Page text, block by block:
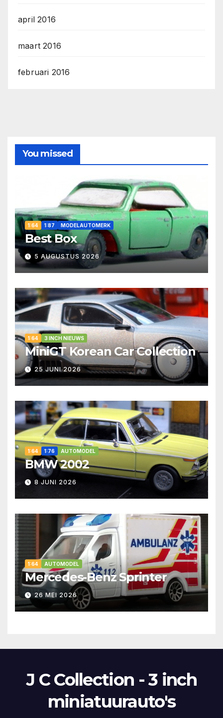
april 2016
maart 2016
februari 2016
You missed
1:64 1:87 MODELAUTOMERK
Best Box
5 AUGUSTUS 2026
1:64 3 INCH NIEUWS
MiniGT Korean Car Collection
25 JUNI 2026
1:64 1:76 AUTOMODEL
BMW 2002
8 JUNI 2026
1:64 AUTOMODEL
Mercedes-Benz Sprinter
26 MEI 2026
J C Collection - 3 inch
miniatuurauto's